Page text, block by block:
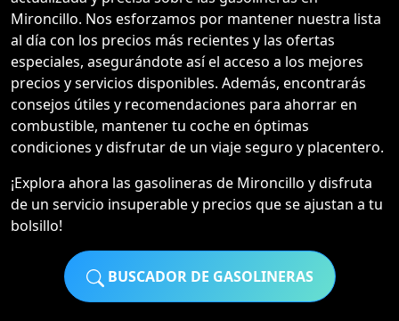
Mironcillo. Nos esforzamos por mantener nuestra lista
al día con los precios más recientes y las ofertas
especiales, asegurándote así el acceso a los mejores
precios y servicios disponibles. Además, encontrarás
consejos útiles y recomendaciones para ahorrar en
combustible, mantener tu coche en óptimas
condiciones y disfrutar de un viaje seguro y placentero.
¡Explora ahora las gasolineras de Mironcillo y disfruta
de un servicio insuperable y precios que se ajustan a tu
bolsillo!
BUSCADOR DE GASOLINERAS